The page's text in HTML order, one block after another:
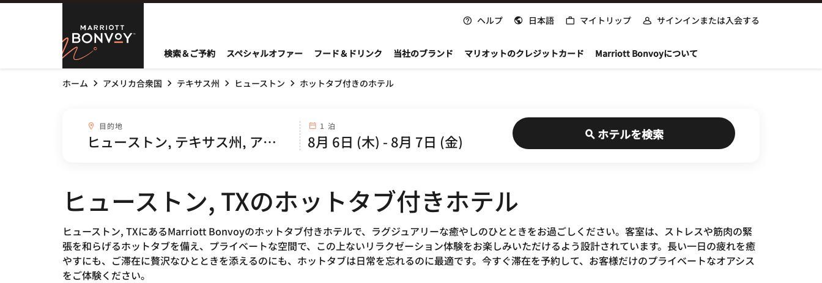
Skip to Content
Marriott Bonvoy
ヘルプ 日本語 マイトリップ サインインまたは入会する
検索＆ご予約 スペシャルオファー フード＆ドリンク 当社のブランド マリオットのクレジットカード Marriott Bonvoyについて
ホーム アメリカ合衆国 テキサス州 ヒューストン ホットタブ付きのホテル
目的地combobox
目的地 1 泊 ホテルを検索
ヒューストン, TXのホットタブ付きホテル
ヒューストン, TXにあるMarriott Bonvoyのホットタブ付きホテルで、ラグジュアリーな癒やしのひとときをお過ごしください。客室は、ストレスや筋肉の緊
張を和らげるホットタブを備え、プライベートな空間で、この上ないリラクゼーション体験をお楽しみいただけるよう設計されています。長い一日の疲れを癒
やすにも、ご滞在に贅沢なひとときを添えるのにも、ホットタブは日常を忘れるのに最適です。今すぐ滞在を予約して、お客様だけのプライベートなオアシス
をご体験ください。